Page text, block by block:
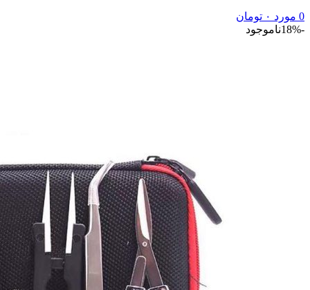
0 مورد ۰ تومان
-18%
ناموجود